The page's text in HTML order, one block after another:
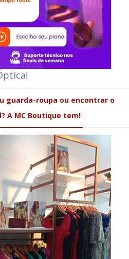
guarda-roupa ou encontrar o
A MC Boutique tem!